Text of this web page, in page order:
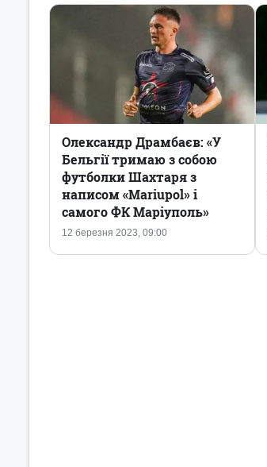
12 березня 2023, 09:00
Олександр Драмбаєв: «У
Бельгії тримаю з собою
футболки Шахтаря з
написом «Mariupol» і
самого ФК Маріуполь»